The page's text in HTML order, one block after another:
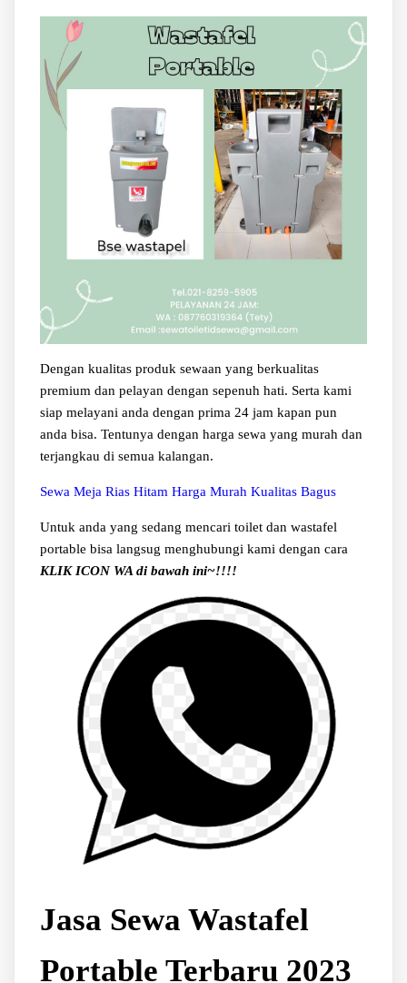
Dengan kualitas produk sewaan yang berkualitas
premium dan pelayan dengan sepenuh hati. Serta kami
siap melayani anda dengan prima 24 jam kapan pun
anda bisa. Tentunya dengan harga sewa yang murah dan
terjangkau di semua kalangan.
Sewa Meja Rias Hitam Harga Murah Kualitas Bagus
Untuk anda yang sedang mencari toilet dan wastafel
portable bisa langsug menghubungi kami dengan cara
KLIK ICON WA di bawah ini~!!!!
Jasa Sewa Wastafel
Portable Terbaru 2023